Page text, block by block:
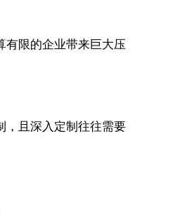
有限的企业带来巨大压
，且深入定制往往需要